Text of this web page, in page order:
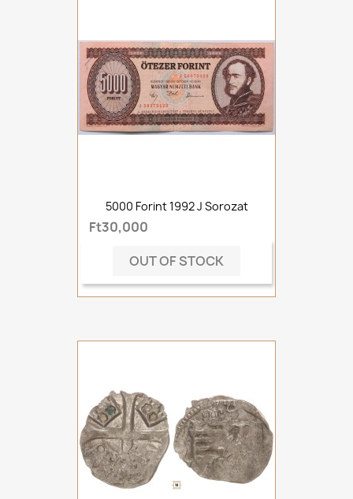
5000 Forint 1992 J Sorozat
Ft30,000
OUT OF STOCK